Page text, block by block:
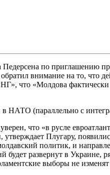
по приглашению
внимание на то, что
что «Молдова
в НАТО (параллельно с
что «в русле
Плугару,
политик, и
будет развернут в Украине,
выборы не